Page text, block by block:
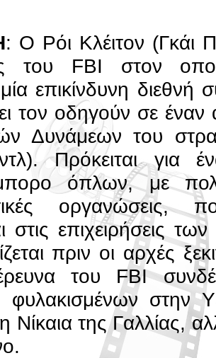
: Ο Ρόι Κλέιτον (Γκάι
του FBI στον
επικίνδυνη διεθνή
τον οδηγούν σε έναν
Δυνάμεων του
Πρόκειται για
όπλων, με
στις επιχειρήσεις
πριν οι αρχές
του FBI
στην
Νίκαια της Γαλλίας,